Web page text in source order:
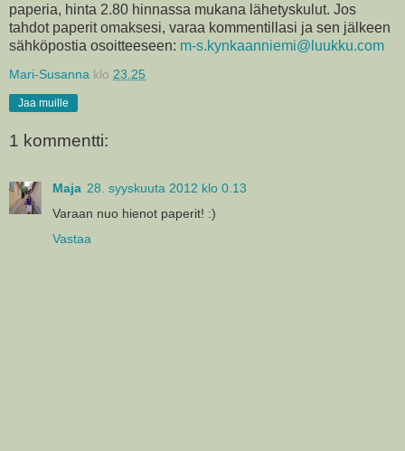
paperia, hinta 2.80 hinnassa mukana lähetyskulut. Jos
tahdot paperit omaksesi, varaa kommentillasi ja sen jälkeen
sähköpostia osoitteeseen: m-s.kynkaanniemi@luukku.com
Mari-Susanna klo 23.25
Jaa muille
1 kommentti:
Maja 28. syyskuuta 2012 klo 0.13
Varaan nuo hienot paperit! :)
Vastaa